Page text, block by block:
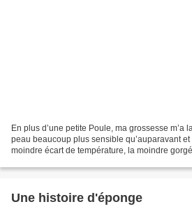
En plus d’une petite Poule, ma grossesse m’a
peau beaucoup plus sensible qu’auparavant
moindre écart de température, la moindre
Une histoire d'éponge